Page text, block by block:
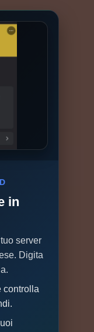
in
server
Digita
controlla